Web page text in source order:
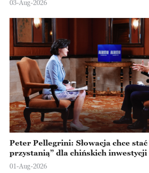
03-Aug-2026
Peter Pellegrini: Słowacja chce stać
przystanią” dla chińskich
Europejskiej
01-Aug-2026